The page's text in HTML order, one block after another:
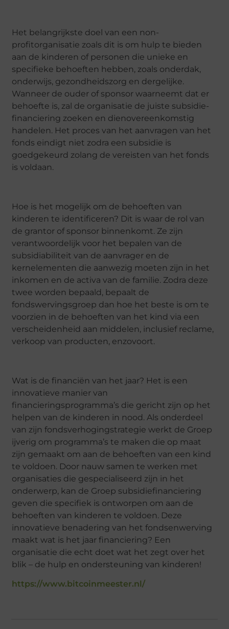
Het belangrijkste doel van een non-
profitorganisatie zoals dit is om hulp te bieden
aan de kinderen of personen die unieke en
specifieke behoeften hebben, zoals onderdak,
onderwijs, gezondheidszorg en dergelijke.
Wanneer de ouder of sponsor waarneemt dat er
behoefte is, zal de organisatie de juiste subsidie-
financiering zoeken en dienovereenkomstig
handelen. Het proces van het aanvragen van het
fonds eindigt niet zodra een subsidie is
goedgekeurd zolang de vereisten van het fonds
is voldaan.
Hoe is het mogelijk om de behoeften van
kinderen te identificeren? Dit is waar de rol van
de grantor of sponsor binnenkomt. Ze zijn
verantwoordelijk voor het bepalen van de
subsidiabiliteit van de aanvrager en de
kernelementen die aanwezig moeten zijn in het
inkomen en de activa van de familie. Zodra deze
twee worden bepaald, bepaalt de
fondswervingsgroep dan hoe het beste is om te
voorzien in de behoeften van het kind via een
verscheidenheid aan middelen, inclusief reclame,
verkoop van producten, enzovoort.
Wat is de financiën van het jaar? Het is een
innovatieve manier van
financieringsprogramma’s die gericht zijn op het
helpen van de kinderen in nood. Als onderdeel
van zijn fondsverhogingstrategie werkt de Groep
ijverig om programma’s te maken die op maat
zijn gemaakt om aan de behoeften van een kind
te voldoen. Door nauw samen te werken met
organisaties die gespecialiseerd zijn in het
onderwerp, kan de Groep subsidiefinanciering
geven die specifiek is ontworpen om aan de
behoeften van kinderen te voldoen. Deze
innovatieve benadering van het fondsenwerving
maakt wat is het jaar financiering? Een
organisatie die echt doet wat het zegt over het
blik – de hulp en ondersteuning van kinderen!
https://www.bitcoinmeester.nl/